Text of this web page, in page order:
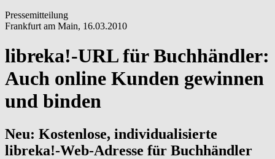
Pressemitteilung
Frankfurt am Main, 16.03.2010
libreka!-URL für Buchhändler:
Auch online Kunden gewinnen
und binden
Neu: Kostenlose, individualisierte
libreka!-Web-Adresse für Buchhändler